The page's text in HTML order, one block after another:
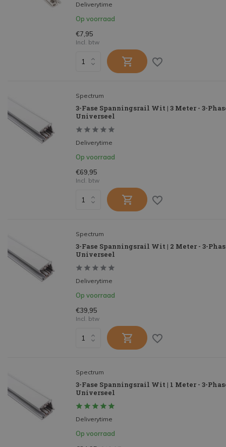
Deliverytime
Op voorraad
€7,95
Incl. btw
Spectrum
3-Fase Spanningsrail Wit | 3 Meter - 3-
Universeel
Deliverytime
Op voorraad
€69,95
Incl. btw
Spectrum
3-Fase Spanningsrail Wit | 2 Meter - 3-
Universeel
Deliverytime
Op voorraad
€39,95
Incl. btw
Spectrum
3-Fase Spanningsrail Wit | 1 Meter - 3-
Universeel
Deliverytime
Op voorraad